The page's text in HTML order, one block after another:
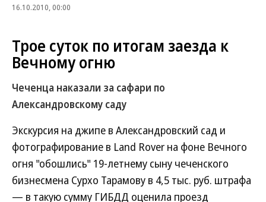
16.10.2010, 00:00
Трое суток по итогам заезда к
Вечному огню
Чеченца наказали за сафари по
Александровскому саду
Экскурсия на джипе в Александровский сад и
фотографирование в Land Rover на фоне Вечного
огня "обошлись" 19-летнему сыну чеченского
бизнесмена Сурхо Тарамову в 4,5 тыс. руб. штрафа
— в такую сумму ГИБДД оценила проезд